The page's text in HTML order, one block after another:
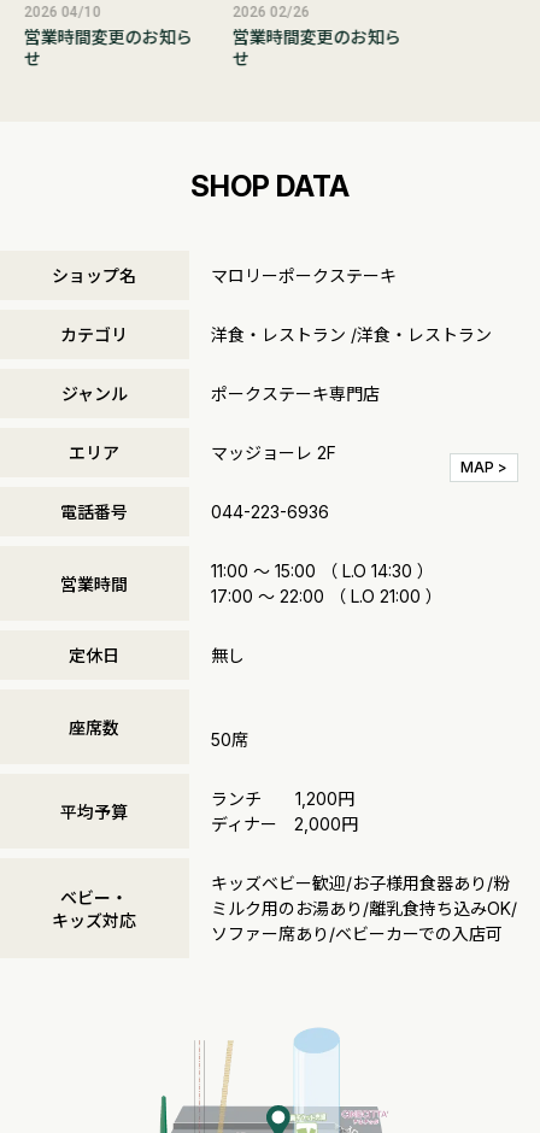
2026 04/10
営業時間変更のお知ら
せ
2026 02/26
営業時間変更のお知ら
せ
SHOP DATA
ショップ名 マロリーポークステーキ
カテゴリ 洋食・レストラン /洋食・レストラン
ジャンル ポークステーキ専門店
エリア マッジョーレ 2F
MAP >
電話番号 044-223-6936
営業時間
11:00 〜 15:00 （ L.O 14:30 ）
17:00 〜 22:00 （ L.O 21:00 ）
定休日 無し
座席数
50席
平均予算
ランチ 1,200円
ディナー 2,000円
ベビー・
キッズ対応
キッズベビー歓迎/お子様用食器あり/粉
ミルク用のお湯あり/離乳食持ち込みOK/
ソファー席あり/ベビーカーでの入店可